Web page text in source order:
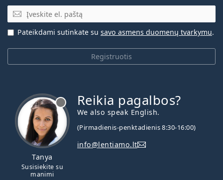
El. pašto adresas
Registruotis
Pateikdami sutinkate su savo asmens duomenų tvarkymu.
Tanya
Susisiekite su
manimi
Reikia pagalbos?
We also speak English.
(Pirmadienis-penktadienis 8:30-16:00)
info@lentiamo.lt